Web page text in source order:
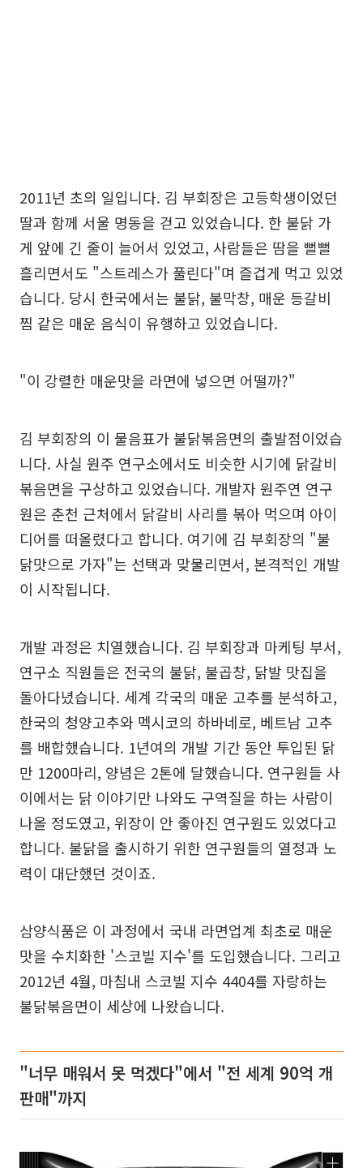
2011년 초의 일입니다. 김 부회장은 고등학생이었던
딸과 함께 서울 명동을 걷고 있었습니다. 한 불닭 가
게 앞에 긴 줄이 늘어서 있었고, 사람들은 땀을 뻘뻘
흘리면서도 "스트레스가 풀린다"며 즐겁게 먹고 있었
습니다. 당시 한국에서는 불닭, 불막창, 매운 등갈비
찜 같은 매운 음식이 유행하고 있었습니다.
"이 강렬한 매운맛을 라면에 넣으면 어떨까?"
김 부회장의 이 물음표가 불닭볶음면의 출발점이었습
니다. 사실 원주 연구소에서도 비슷한 시기에 닭갈비
볶음면을 구상하고 있었습니다. 개발자 원주연 연구
원은 춘천 근처에서 닭갈비 사리를 볶아 먹으며 아이
디어를 떠올렸다고 합니다. 여기에 김 부회장의 "불
닭맛으로 가자"는 선택과 맞물리면서, 본격적인 개발
이 시작됩니다.
개발 과정은 치열했습니다. 김 부회장과 마케팅 부서,
연구소 직원들은 전국의 불닭, 불곱창, 닭발 맛집을
돌아다녔습니다. 세계 각국의 매운 고추를 분석하고,
한국의 청양고추와 멕시코의 하바네로, 베트남 고추
를 배합했습니다. 1년여의 개발 기간 동안 투입된 닭
만 1200마리, 양념은 2톤에 달했습니다. 연구원들 사
이에서는 닭 이야기만 나와도 구역질을 하는 사람이
나올 정도였고, 위장이 안 좋아진 연구원도 있었다고
합니다. 불닭을 출시하기 위한 연구원들의 열정과 노
력이 대단했던 것이죠.
삼양식품은 이 과정에서 국내 라면업계 최초로 매운
맛을 수치화한 '스코빌 지수'를 도입했습니다. 그리고
2012년 4월, 마침내 스코빌 지수 4404를 자랑하는
불닭볶음면이 세상에 나왔습니다.
"너무 매워서 못 먹겠다"에서 "전 세계 90억 개
판매"까지